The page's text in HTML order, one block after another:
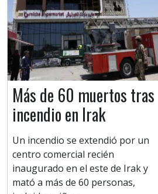
Más de 60 muertos tras
incendio en Irak
Un incendio se extendió por un
centro comercial recién
inaugurado en el este de Irak y
mató a más de 60 personas,